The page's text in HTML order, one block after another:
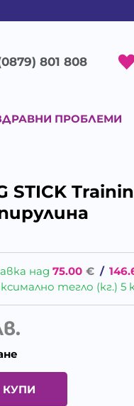
801 808
ПРОБЛЕМИ
STICK
над75.00 € /
тегло (кг.) 5
КУПИ